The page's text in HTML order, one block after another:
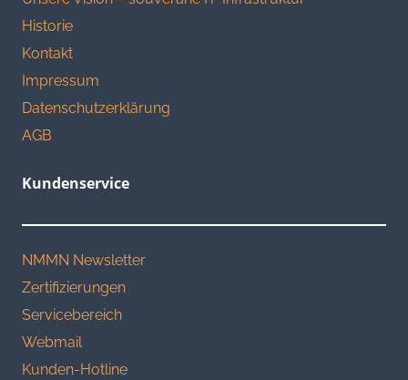
Historie
Kontakt
Impressum
Datenschutzerklärung
AGB
Kundenservice
NMMN Newsletter
Zertifizierungen
Servicebereich
Webmail
Kunden-Hotline